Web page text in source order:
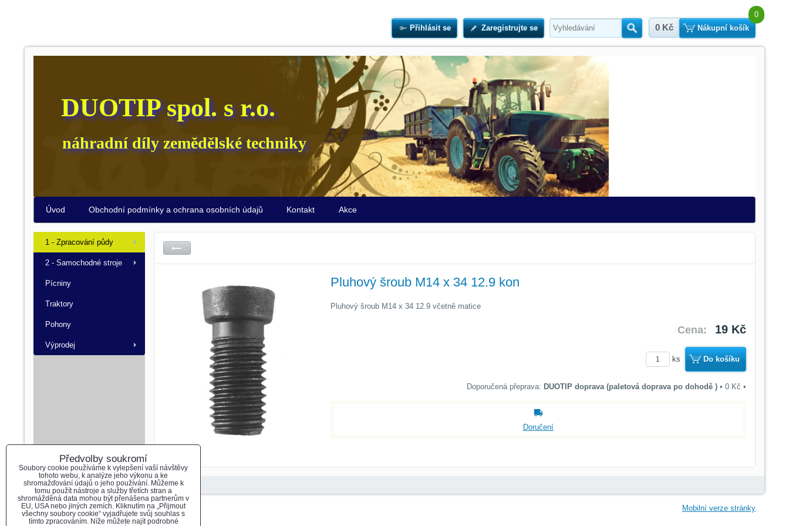
Přihlásit se Zaregistrujte se Hledat
0 Kč
0
Nákupní košík
DUOTIP spol. s r.o.
náhradní díly zemědělské techniky
Úvod Obchodní podmínky a ochrana osobních údajů Kontakt Akce
Pluhový šroub M14 x 34 12.9 kon
Pluhový šroub M14 x 34 12.9 včetně matice
Cena: 19 Kč
ks Do košíku
DUOTIP doprava (paletová doprava po dohodě ) • 0 Kč •
Doručení
1 - Zpracování půdy
2 - Samochodné stroje
Pícniny
Traktory
Pohony
Výprodej
Předvolby soukromí Zásady ochrany soukromí Mobilní verze stránky
Předvolby soukromí
Soubory cookie používáme k vylepšení vaší návštěvy
tohoto webu, k analýze jeho výkonu a ke
shromažďování údajů o jeho používání. Můžeme k
tomu použít nástroje a služby třetích stran a
shromážděná data mohou být přenášena partnerům v
EU, USA nebo jiných zemích. Kliknutím na „Přijmout
všechny soubory cookie“ vyjadřujete svůj souhlas s
tímto zpracováním. Níže můžete najít podrobné